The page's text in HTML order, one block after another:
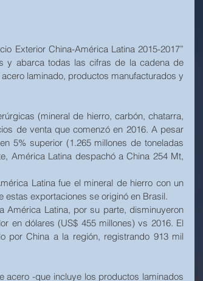
Exterior China-América Latina 2015-2017”
y abarca todas las cifras de la cadena de
laminado, productos manufacturados y
(mineral de hierro, carbón, chatarra,
de venta que comenzó en 2016. A pesar
5% superior (1.265 millones de toneladas
América Latina despachó a China 254 Mt,
Latina fue el mineral de hierro con un
estas exportaciones se originó en Brasil.
América Latina, por su parte, disminuyeron
en dólares (US$ 455 millones) vs 2016. El
por China a la región, registrando 913 mil
acero -que incluye los productos laminados